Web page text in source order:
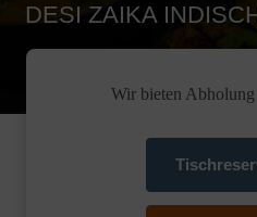
DESI ZAIKA
Wir bieten